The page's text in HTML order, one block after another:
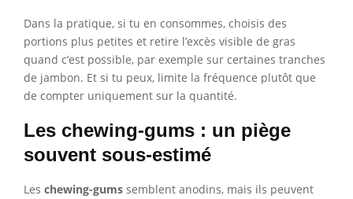
Dans la pratique, si tu en consommes, choisis des
portions plus petites et retire l’excès visible de gras
quand c’est possible, par exemple sur certaines tranches
de jambon. Et si tu peux, limite la fréquence plutôt que
de compter uniquement sur la quantité.
Les chewing-gums : un piège
souvent sous-estimé
Les chewing-gums semblent anodins, mais ils peuvent